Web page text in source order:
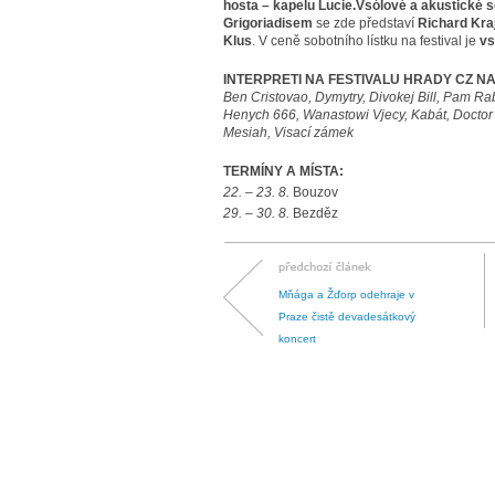
hosta – kapelu Lucie.Vsólové a akustické
Grigoriadisem se zde představí Richard
Klus . V ceně sobotního lístku na festival je
INTERPRETI NA FESTIVALU HRADY CZ
Ben Cristovao, Dymytry, Divokej Bill, Pam
Henych 666, Wanastowi Vjecy, Kabát,
Mesiah, Visací zámek
TERMÍNY A MÍSTA:
22. – 23. 8. Bouzov
29. – 30. 8. Bezděz
Mňága a Žďorp odehraje v
Praze čistě devadesátkový
koncert